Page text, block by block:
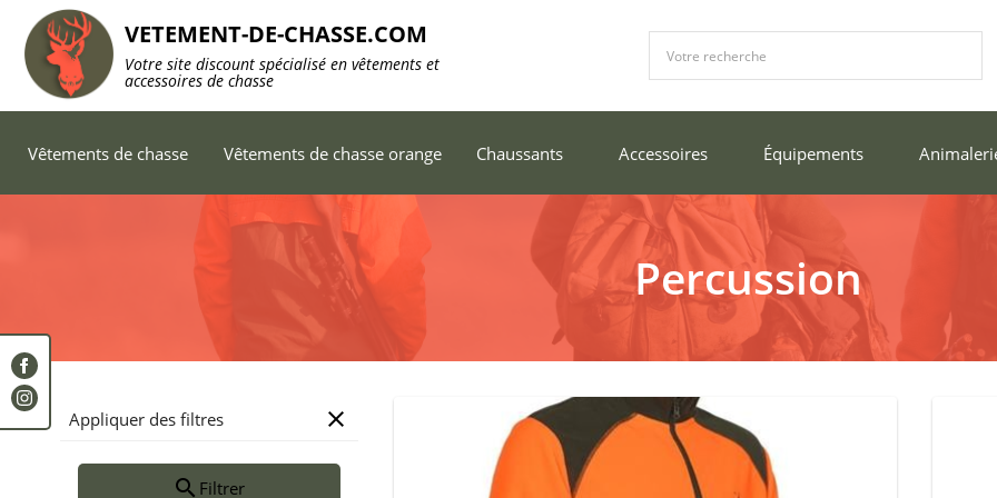
VETEMENT-DE-CHASSE.COM
Votre site discount spécialisé en vêtements et
accessoires de chasse
Vêtements de chasse Vêtements de chasse orange Chaussants Accessoires Équipements
Percussion
Appliquer des filtres close
search Filtrer